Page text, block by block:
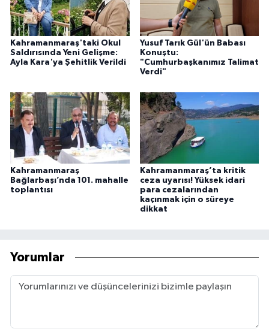
Kahramanmaraş'taki Okul
Saldırısında Yeni Gelişme:
Ayla Kara'ya Şehitlik Verildi
Yusuf Tarık Gül'ün Babası
Konuştu:
"Cumhurbaşkanımız Talimat
Verdi"
Kahramanmaraş
Bağlarbaşı’nda 101. mahalle
toplantısı
Kahramanmaraş’ta kritik
ceza uyarısı! Yüksek idari
para cezalarından
kaçınmak için o süreye
dikkat
Yorumlar